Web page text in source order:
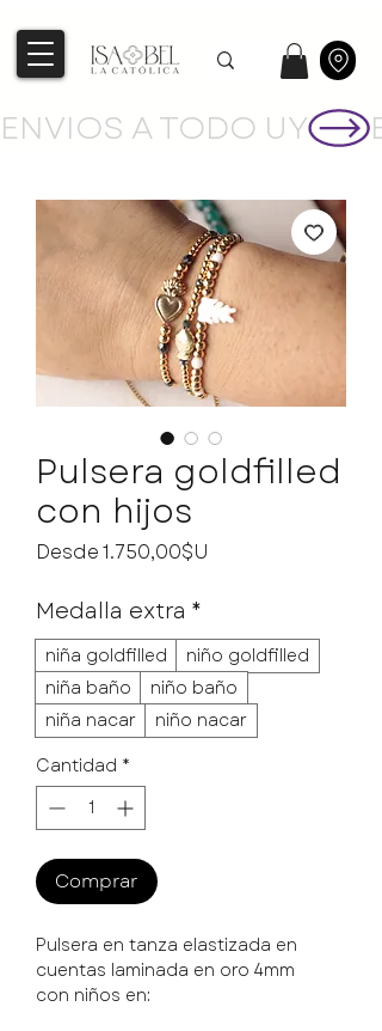
ENVIOS A TODO UY
Pulsera goldfilled
con hijos
Desde1.750,00$U
Medalla extra *
niña goldfilled
niño goldfilled
niña baño
niño baño
niña nacar
niño nacar
Cantidad *
Comprar
Pulsera en tanza elastizada en
cuentas laminada en oro 4mm
con niños en: